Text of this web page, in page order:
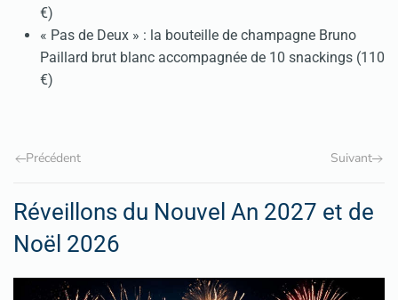
€)
« Pas de Deux » : la bouteille de champagne Bruno
Paillard brut blanc accompagnée de 10 snackings (110
€)
Précédent Suivant
Réveillons du Nouvel An 2027 et de
Noël 2026